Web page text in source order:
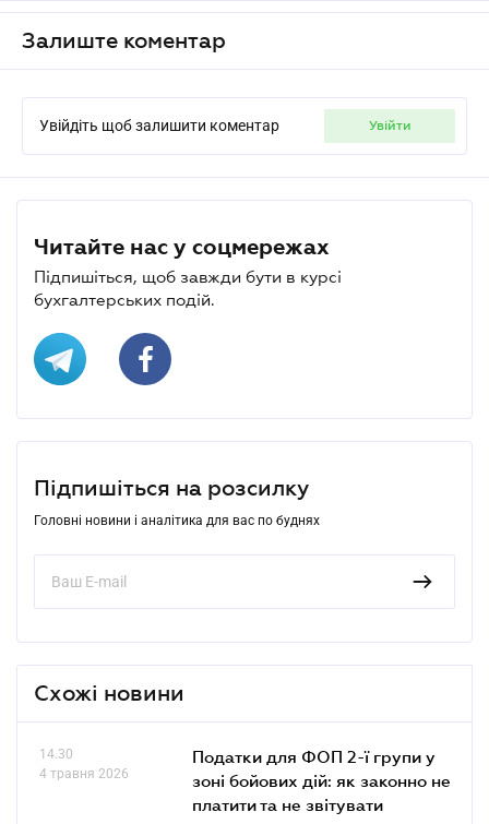
Залиште коментар
Увійдіть щоб залишити коментар увійти
Читайте нас у соцмережах
Підпишіться, щоб завжди бути в курсі
бухгалтерських подій.
Підпишіться на розсилку
Головні новини і аналітика для вас по буднях
Схожі новини
14.30
4 травня 2026
Податки для ФОП 2-ї групи у
зоні бойових дій: як законно не
платити та не звітувати